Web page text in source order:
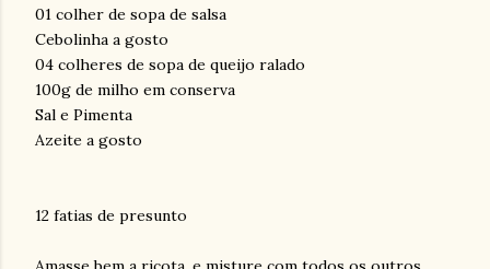
01 colher de sopa de salsa
Cebolinha a gosto
04 colheres de sopa de queijo ralado
100g de milho em conserva
Sal e Pimenta
Azeite a gosto
12 fatias de presunto